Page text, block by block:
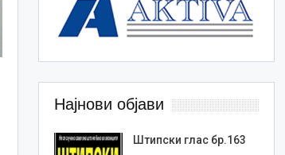
Најнови објави
Штипски глас бр.163